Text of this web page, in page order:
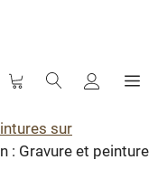
sur
: Gravure et peinture